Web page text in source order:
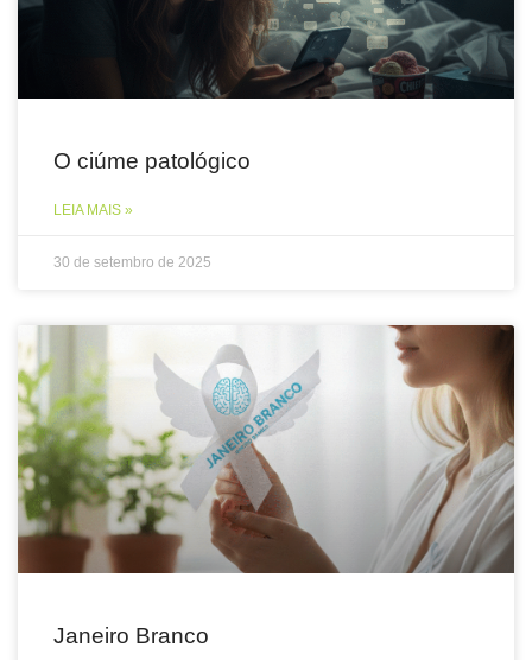
O ciúme patológico
LEIA MAIS »
30 de setembro de 2025
Janeiro Branco